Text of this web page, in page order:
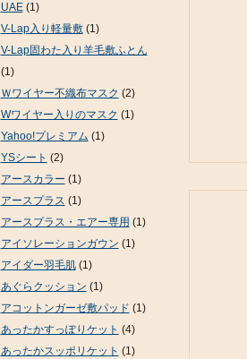
UAE(1)
V-Lap入り軽量敷(1)
V-Lap固わた入り羊毛敷ふとん
(1)
Ｗワイヤー不織布マスク (2)
Wワイヤー入りのマスク (1)
Yahoo!プレミアム (1)
YSシート (2)
アースカラー (1)
アースプラス (1)
アースプラス・エアー専用 (1)
アイソレーションガウン (1)
アイダー羽毛肌(1)
あぐらクッション (1)
アコットンガーゼ敷パッド (1)
あったかすっぽりケット (4)
あったかスッポリケット (1)